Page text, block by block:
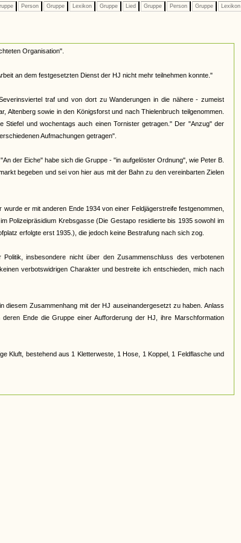
Person Gruppe Lexikon Gruppe Lied Gruppe Person Gruppe Lexikon
Organisation".
an dem festgesetzten Dienst der HJ nicht mehr teilnehmen konnte."
traf und von dort zu Wanderungen in die nähere - zumeist
sowie in den Königsforst und nach Thielenbruch teilgenommen.
und wochentags auch einen Tornister getragen." Der "Anzug" der
Aufmachungen getragen".
der Eiche" habe sich die Gruppe - "in aufgelöster Ordnung", wie Peter B.
begeben und sei von hier aus mit der Bahn zu den vereinbarten Zielen
er mit anderen Ende 1934 von einer Feldjägerstreife festgenommen,
Polizeipräsidium Krebsgasse (Die Gestapo residierte bis 1935 sowohl im
erfolgte erst 1935.), die jedoch keine Bestrafung nach sich zog.
insbesondere nicht über den Zusammenschluss des verbotenen
verbotswidrigen Charakter und bestreite ich entschieden, mich nach
Zusammenhang mit der HJ auseinandergesetzt zu haben. Anlass
Ende die Gruppe einer Aufforderung der HJ, ihre Marschformation
Kluft, bestehend aus 1 Kletterweste, 1 Hose, 1 Koppel, 1 Feldflasche und